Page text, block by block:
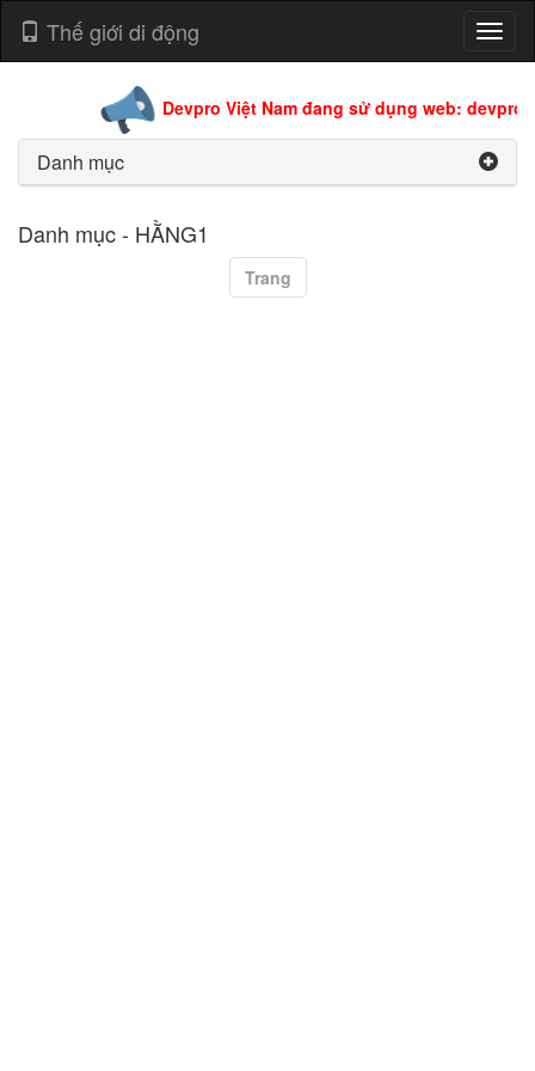
Thế giới di động
Devpro Việt Nam đang sử dụng web:
Danh mục
Danh mục - HẰNG1
Trang